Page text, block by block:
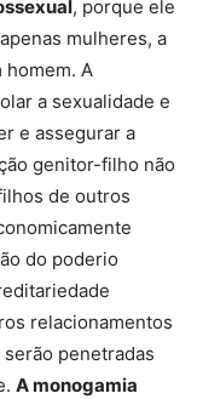
, porque ele
mulheres, a
homem. A
a sexualidade e
e assegurar a
genitor-filho não
de outros
do poderio
relacionamentos
penetradas
A monogamia